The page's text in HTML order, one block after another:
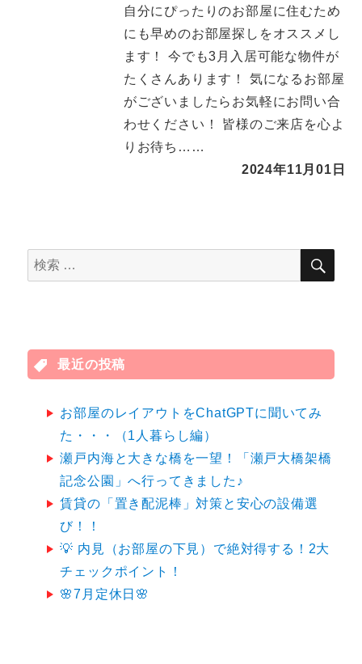
自分にぴったりのお部屋に住むため
にも早めのお部屋探しをオススメし
ます！ 今でも3月入居可能な物件が
たくさんあります！ 気になるお部屋
がございましたらお気軽にお問い合
わせください！ 皆様のご来店を心よ
りお待ち……
2024年11月01日
検
索
検
最近の投稿
お部屋のレイアウトをChatGPTに聞いてみ
た・・・（1人暮らし編）
瀬戸内海と大きな橋を一望！「瀬戸大橋架橋
記念公園」へ行ってきました♪
賃貸の「置き配泥棒」対策と安心の設備選
び！！
💡 内見（お部屋の下見）で絶対得する！2大
チェックポイント！
🌸7月定休日🌸